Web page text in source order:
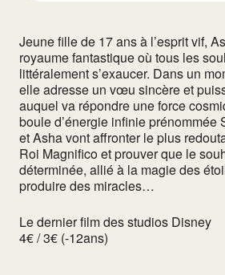
Jeune fille de 17 ans à l’esprit vif,
royaume fantastique où tous les
littéralement s’exaucer. Dans un
elle adresse un vœu sincère et
auquel va répondre une force
boule d’énergie infinie prénommée
et Asha vont affronter le plus
Roi Magnifico et prouver que le
déterminée, allié à la magie des
produire des miracles…
Le dernier film des studios Disney
4€ / 3€ (-12ans)